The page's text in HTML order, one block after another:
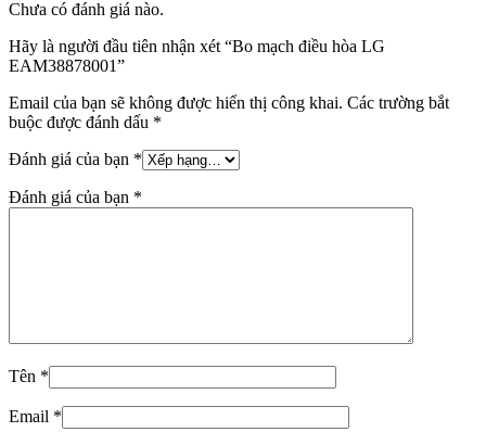
Chưa có đánh giá nào.
Hãy là người đầu tiên nhận xét “Bo mạch điều hòa LG
EAM38878001”
Email của bạn sẽ không được hiển thị công khai. Các trường bắt
buộc được đánh dấu *
Đánh giá của bạn *
Đánh giá của bạn *
Tên *
Email *